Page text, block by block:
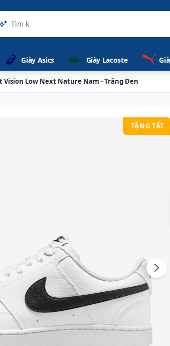
phẩm
Giày Asics Giày Lacoste
Vision Low Next Nature Nam - Trắng Đen
TẶNG TẤT